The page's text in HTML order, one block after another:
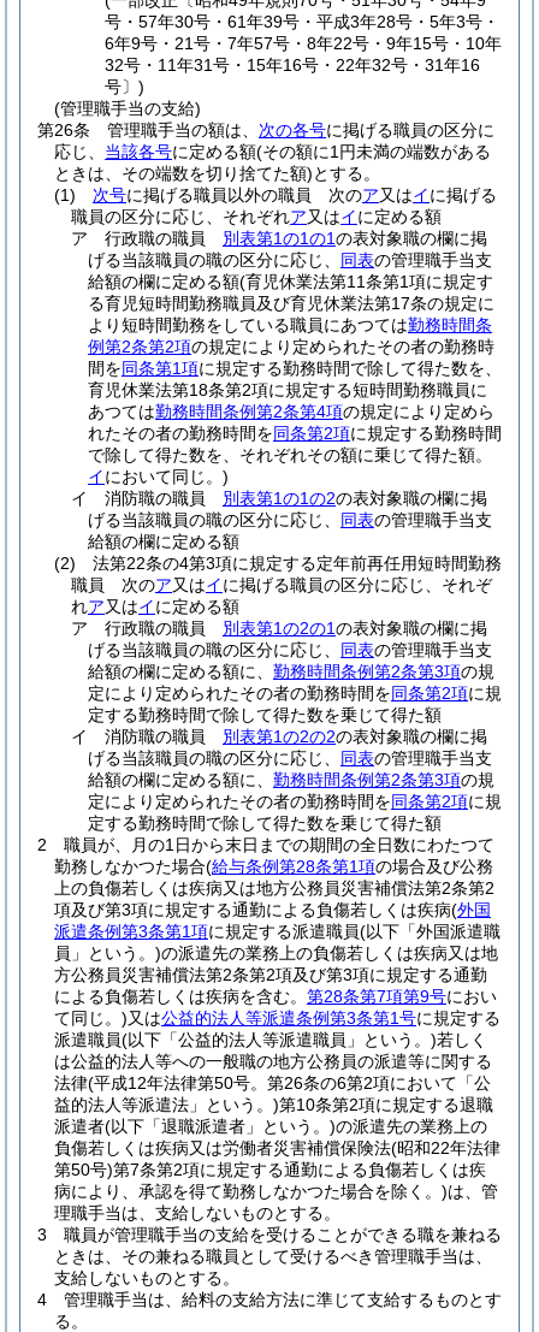
号・57年30号・61年39号・平成3年28号・5年3号・
6年9号・21号・7年57号・8年22号・9年15号・10年
32号・11年31号・15年16号・22年32号・31年16
号〕)
(管理職手当の支給)
第26条
管理職手当の額は、 次の各号に掲げる職員の区分に
応じ、 当該各号に定める額(その額に1円未満の端数がある
ときは、その端数を切り捨てた額)とする。
(1)
次号に掲げる職員以外の職員 次のア又はイに掲げる
職員の区分に応じ、それぞれア又はイに定める額
ア
行政職の職員 別表第1の1の1の表対象職の欄に掲
げる当該職員の職の区分に応じ、 同表の管理職手当支
給額の欄に定める額(育児休業法第11条第1項に規定す
る育児短時間勤務職員及び育児休業法第17条の規定に
より短時間勤務をしている職員にあつては勤務時間条
例第2条第2項の規定により定められたその者の勤務時
間を同条第1項に規定する勤務時間で除して得た数を、
育児休業法第18条第2項に規定する短時間勤務職員に
あつては勤務時間条例第2条第4項の規定により定めら
れたその者の勤務時間を同条第2項に規定する勤務時間
で除して得た数を、それぞれその額に乗じて得た額。
イにおいて同じ。)
イ
消防職の職員 別表第1の1の2の表対象職の欄に掲
げる当該職員の職の区分に応じ、 同表の管理職手当支
給額の欄に定める額
(2)
法第22条の4第3項に規定する定年前再任用短時間勤務
職員 次のア又はイに掲げる職員の区分に応じ、それぞ
れア又はイに定める額
ア
行政職の職員 別表第1の2の1の表対象職の欄に掲
げる当該職員の職の区分に応じ、 同表の管理職手当支
給額の欄に定める額に、 勤務時間条例第2条第3項の規
定により定められたその者の勤務時間を同条第2項に規
定する勤務時間で除して得た数を乗じて得た額
イ
消防職の職員 別表第1の2の2の表対象職の欄に掲
げる当該職員の職の区分に応じ、 同表の管理職手当支
給額の欄に定める額に、 勤務時間条例第2条第3項の規
定により定められたその者の勤務時間を同条第2項に規
定する勤務時間で除して得た数を乗じて得た額
2
職員が、月の1日から末日までの期間の全日数にわたつて
勤務しなかつた場合(給与条例第28条第1項の場合及び公務
上の負傷若しくは疾病又は地方公務員災害補償法第2条第2
項及び第3項に規定する通勤による負傷若しくは疾病(外国
派遣条例第3条第1項に規定する派遣職員(以下「外国派遣職
員」という。)の派遣先の業務上の負傷若しくは疾病又は地
方公務員災害補償法第2条第2項及び第3項に規定する通勤
による負傷若しくは疾病を含む。 第28条第7項第9号におい
て同じ。)又は公益的法人等派遣条例第3条第1号に規定する
派遣職員(以下「公益的法人等派遣職員」という。)若しく
は公益的法人等への一般職の地方公務員の派遣等に関する
法律(平成12年法律第50号。第26条の6第2項において「公
益的法人等派遣法」という。)第10条第2項に規定する退職
派遣者(以下「退職派遣者」という。)の派遣先の業務上の
負傷若しくは疾病又は労働者災害補償保険法(昭和22年法律
第50号)第7条第2項に規定する通勤による負傷若しくは疾
病により、承認を得て勤務しなかつた場合を除く。)は、管
理職手当は、支給しないものとする。
3
職員が管理職手当の支給を受けることができる職を兼ねる
ときは、その兼ねる職員として受けるべき管理職手当は、
支給しないものとする。
4
管理職手当は、給料の支給方法に準じて支給するものとす
る。